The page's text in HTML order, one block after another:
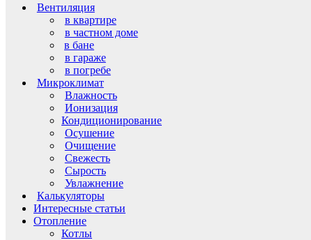
Вентиляция
в квартире
в частном доме
в бане
в гараже
в погребе
Микроклимат
Влажность
Ионизация
Кондиционирование
Осушение
Очищение
Свежесть
Сырость
Увлажнение
Калькуляторы
Интересные статьи
Отопление
Котлы